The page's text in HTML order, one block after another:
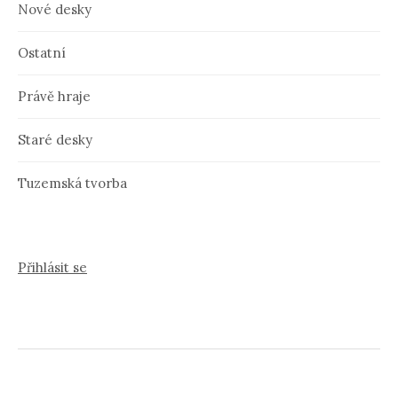
Nové desky
Ostatní
Právě hraje
Staré desky
Tuzemská tvorba
Přihlásit se